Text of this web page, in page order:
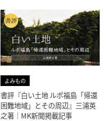
よみもの
書評『白い土地 ルポ福島「帰還
困難地域」とその周辺』三浦英
之著｜MK新聞掲載記事